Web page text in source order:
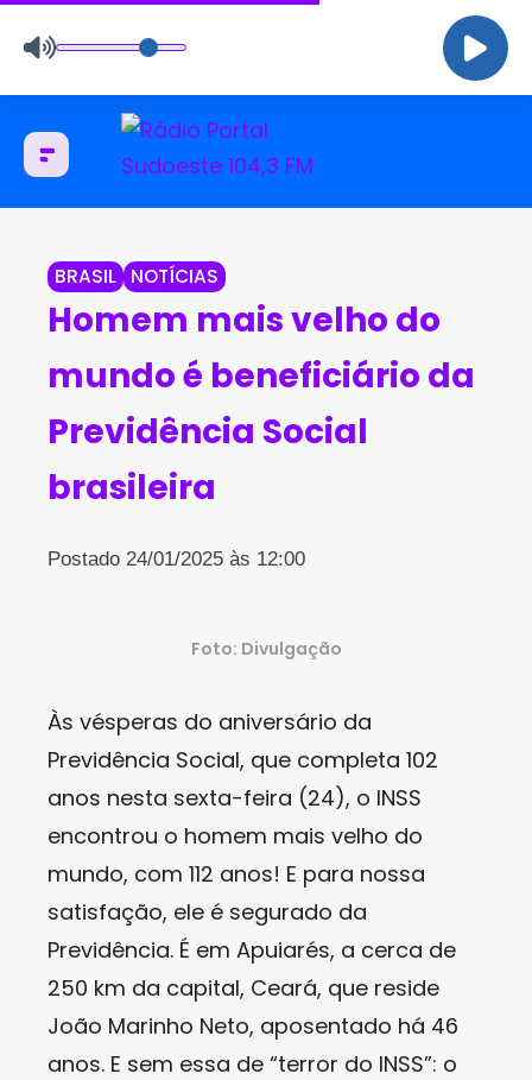
BRASIL NOTÍCIAS
Homem mais velho do
mundo é beneficiário da
Previdência Social
brasileira
Postado 24/01/2025 às 12:00
Foto: Divulgação
Às vésperas do aniversário da
Previdência Social, que completa 102
anos nesta sexta-feira (24), o INSS
encontrou o homem mais velho do
mundo, com 112 anos! E para nossa
satisfação, ele é segurado da
Previdência. É em Apuiarés, a cerca de
250 km da capital, Ceará, que reside
João Marinho Neto, aposentado há 46
anos. E sem essa de “terror do INSS”: o